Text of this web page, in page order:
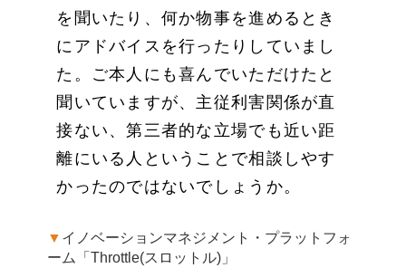
を聞いたり、何か物事を進めるとき
にアドバイスを行ったりしていまし
た。ご本人にも喜んでいただけたと
聞いていますが、主従利害関係が直
接ない、第三者的な立場でも近い距
離にいる人ということで相談しやす
かったのではないでしょうか。
▼ イノベーションマネジメント・プラットフォ
ーム「Throttle(スロットル)」